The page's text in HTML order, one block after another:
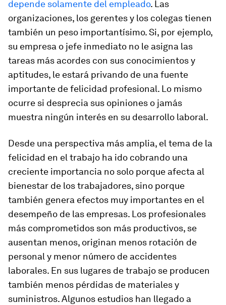
depende solamente del empleado. Las
organizaciones, los gerentes y los colegas tienen
también un peso importantísimo. Si, por ejemplo,
su empresa o jefe inmediato no le asigna las
tareas más acordes con sus conocimientos y
aptitudes, le estará privando de una fuente
importante de felicidad profesional. Lo mismo
ocurre si desprecia sus opiniones o jamás
muestra ningún interés en su desarrollo laboral.
Desde una perspectiva más amplia, el tema de la
felicidad en el trabajo ha ido cobrando una
creciente importancia no solo porque afecta al
bienes­tar de los trabajadores, sino porque
también genera efectos muy importantes en el
desempeño de las empresas. Los profesionales
más comprometidos son más productivos, se
ausentan menos, originan menos rotación de
personal y menor número de accidentes
laborales. En sus lugares de trabajo se producen
también menos pérdidas de materiales y
suministros. Algunos estudios han llegado a